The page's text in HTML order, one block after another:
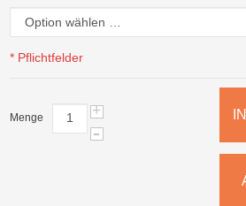
* Pflichtfelder
Menge +
-